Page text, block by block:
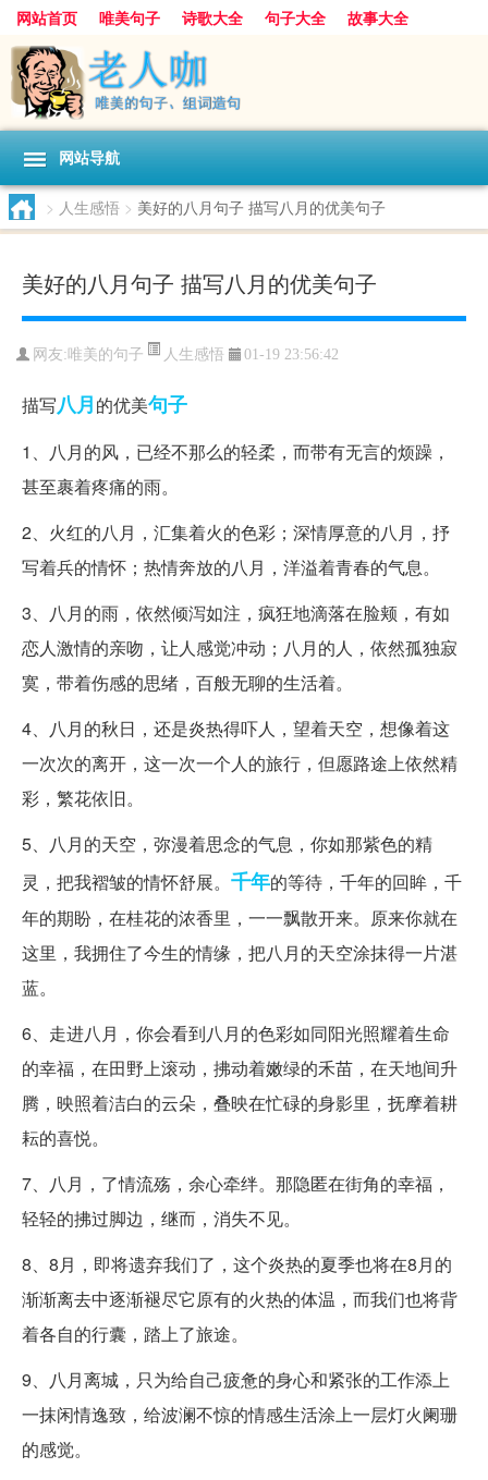
网站首页 唯美句子 诗歌大全 句子大全
故事大全
人生感悟
其他美文 美文欣赏
感人故事
句子分类
网站导航
> 人生感悟 > 美好的八月句子 描写八月的优美句子
美好的八月句子 描写八月的优美句子
网友: 唯美的句子 人生感悟 01-19 23:56:42
描写八月的优美句子
1、八月的风，已经不那么的轻柔，而带有无言的烦躁，
甚至裹着疼痛的雨。
2、火红的八月，汇集着火的色彩；深情厚意的八月，抒
写着兵的情怀；热情奔放的八月，洋溢着青春的气息。
3、八月的雨，依然倾泻如注，疯狂地滴落在脸颊，有如
恋人激情的亲吻，让人感觉冲动；八月的人，依然孤独寂
寞，带着伤感的思绪，百般无聊的生活着。
4、八月的秋日，还是炎热得吓人，望着天空，想像着这
一次次的离开，这一次一个人的旅行，但愿路途上依然精
彩，繁花依旧。
5、八月的天空，弥漫着思念的气息，你如那紫色的精
灵，把我褶皱的情怀舒展。 千年的等待，千年的回眸，千
年的期盼，在桂花的浓香里，一一飘散开来。原来你就在
这里，我拥住了今生的情缘，把八月的天空涂抹得一片湛
蓝。
6、走进八月，你会看到八月的色彩如同阳光照耀着生命
的幸福，在田野上滚动，拂动着嫩绿的禾苗，在天地间升
腾，映照着洁白的云朵，叠映在忙碌的身影里，抚摩着耕
耘的喜悦。
7、八月，了情流殇，余心牵绊。那隐匿在街角的幸福，
轻轻的拂过脚边，继而，消失不见。
8、8月，即将遗弃我们了，这个炎热的夏季也将在8月的
渐渐离去中逐渐褪尽它原有的火热的体温，而我们也将背
着各自的行囊，踏上了旅途。
9、八月离城，只为给自己疲惫的身心和紧张的工作添上
一抹闲情逸致，给波澜不惊的情感生活涂上一层灯火阑珊
的感觉。